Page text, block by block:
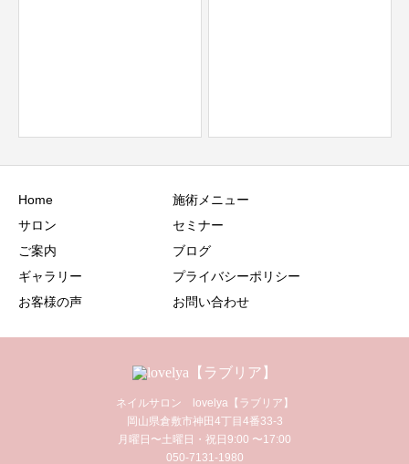
Home
サロン
ご案内
ギャラリー
お客様の声
施術メニュー
セミナー
ブログ
プライバシーポリシー
お問い合わせ
ネイルサロン lovelya【ラブリア】
岡山県倉敷市神田4丁目4番33-3
月曜日〜土曜日・祝日9:00 〜17:00
050-7131-1980